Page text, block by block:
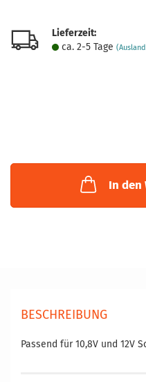
Lieferzeit:
ca. 2-5 Tage
In den
BESCHREIBUNG
Passend für 10,8V und 12V